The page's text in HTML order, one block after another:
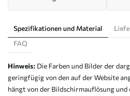
Spezifikationen und Material
FAQ
Hinweis: Die Farben und Bilder der
geringfügig von den auf der Website
hängt von der Bildschirmauflösung und